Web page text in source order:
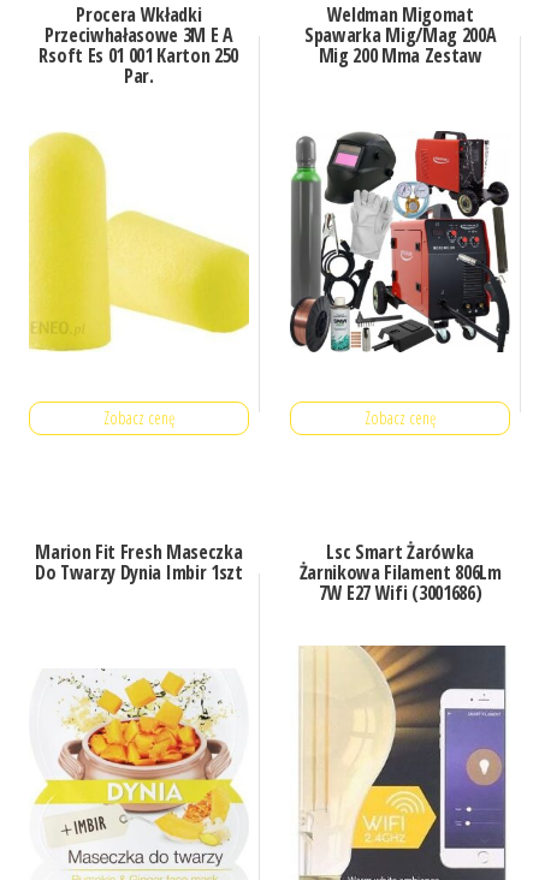
Procera Wkładki
Przeciwhałasowe 3M E A
Rsoft Es 01 001 Karton 250
Par.
Zobacz cenę
Weldman Migomat
Spawarka Mig/Mag 200A
Mig 200 Mma Zestaw
Zobacz cenę
Marion Fit Fresh Maseczka
Do Twarzy Dynia Imbir 1szt
Lsc Smart Żarówka
Żarnikowa Filament 806Lm
7W E27 Wifi (3001686)